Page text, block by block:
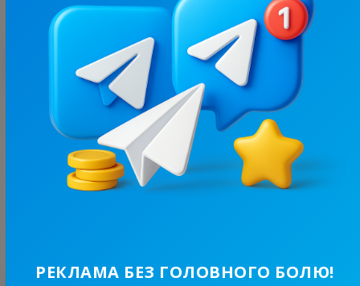
З цим каналом часто купують
60.1K/
6.2K
Рецепти з Любов'ю
Кулінарія
Ціна реклами
РЕКЛАМА БЕЗ ГОЛОВНОГО БОЛЮ!